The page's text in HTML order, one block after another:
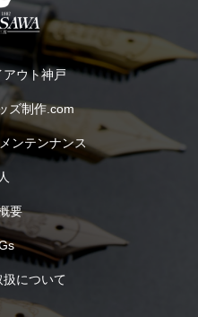
ウト神戸
ズ制作.com
ンテンナンス
要
について